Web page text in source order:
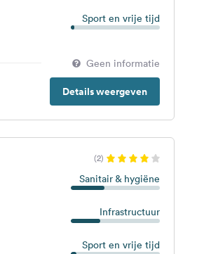
Sport en vrije tijd
Geen informatie
Details weergeven
(2)
Sanitair & hygiëne
Infrastructuur
Sport en vrije tijd